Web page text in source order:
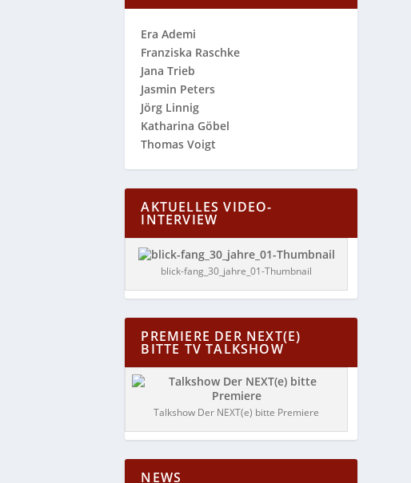
Era Ademi
Franziska Raschke
Jana Trieb
Jasmin Peters
Jörg Linnig
Katharina Göbel
Thomas Voigt
AKTUELLES VIDEO-
INTERVIEW
blick-fang_30_jahre_01-Thumbnail
PREMIERE DER NEXT(E)
BITTE TV TALKSHOW
Talkshow Der NEXT(e) bitte Premiere
NEWS